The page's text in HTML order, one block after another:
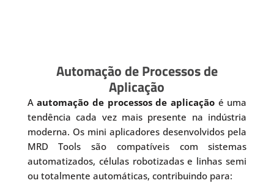
Automação de Processos de
Aplicação
Aautomação de processos de aplicaçãoé uma
tendência cada vez mais presente na indústria
moderna. Os mini aplicadores desenvolvidos pela
MRD Tools são compatíveis com sistemas
automatizados, células robotizadas e linhas semi
ou totalmente automáticas, contribuindo para: